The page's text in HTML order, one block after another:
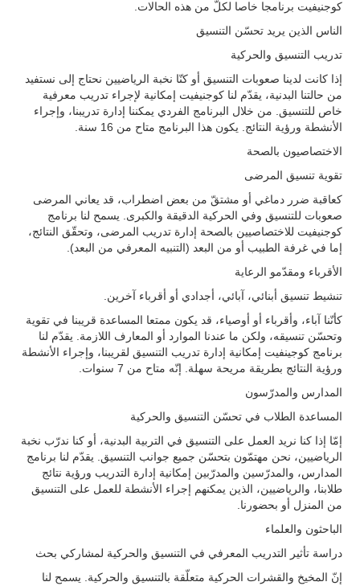
كوجنيفيت برنامجا خاصا لكلّ من هذه الحالات.
الناس الذين يريد تحسّن التنسيق
تدريب التنسيق والحركية
إذا كانت لدينا صعوبات التنسيق أو كنّا نخبة الرياضيين نحتاج إلى نستفيد
من حالتنا البدنية، يقدّم لنا كوجنيفيت إمكانية لإجراء تدريب معرفية
خاص للتنسيق. من خلال البرنامج الفردي يمكننا إدارة تدريبنا، وإجراء
الأنشطة ورؤية النتائج. يكون هذا البرنامج متاح من 16 سنة.
الاختصاصيون بالصحة
تقوية تنسيق المرضى
كعاقبة ضرر دماغي أو مشتقّ من بعض اضطراب، قد يعاني المرضى
صعوبات للتنسيق وفي الحركية الدقيقة والكبرى. يسمح لنا برنامج
كوجنيفيت للاختصاصيين بالصحة إدارة تدريب المرضى، وتحقّق النتائج،
إما في غرفة الطبيب أو من البعد (التنبيه المعرفي من البعد).
الأقرباء ومقدّمو الرعاية
تنشيط تنسيق أبنائي، آبائي، أجدادي أو أقرباء آخرين.
كأنّنا آباء، وأقرباء أو أوصياء، قد يكون ممتعا المساعدة قريبنا في تقوية
وتحسّن تنسيقه، ولكن ما عندنا الموارد أو المعارف اللازمة. يقدّم لنا
برنامج كوجينفيت إمكانية إدارة تدريب التنسيق لقريبنا، وإجراء الأنشطة
ورؤية النتائج بطريقة مريحة سهلة. إنّه متاح من 7 سنوات.
المدارس والمدرّسون
المساعدة الطلاب في تحسّن التنسيق والحركية
إمّا إذا كنا نريد العمل على التنسيق في التربية البدنية، أو كنا ندرّب نخبة
الرياضيين، نحن مهتمّون بتحسّن جميع جوانب التنسيق. يقدّم لنا برنامج
المدارس، والمدرّسين والمدرّبين إمكانية إدارة التدريب ورؤية نتائج
طلابنا، والرياضيين، الذين يمكنهم إجراء الأنشطة للعمل على التنسيق
من المنزل أو بحضورنا.
الباحثون والعلماء
دراسة تأثير التدريب المعرفي في التنسيق والحركية لمشاركي بحث
إنّ المخيخ والقشرات الحركية متعلّقة بالتنسيق والحركية. يسمح لنا